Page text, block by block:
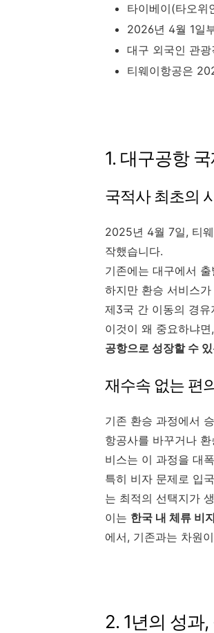
타이베이(타오위
2026년 4월 1일
대구 외국인 관
티웨이항공은
1. 대구공항
국적사 최초의
2025년 4월 7일, 티
작했습니다.
기존에는 대구에서
하지만 환승 서비스
제3국 간 이동의 경
이것이 왜 중요하냐
공항으로 성장할 수
재수속 없는 편
기존 환승 과정에서
항공사를 바꾸거나
비스는 이 과정을 대
특히 비자 문제로 입
는 최적의 선택지가
이는 한국 내 체류 비
에서, 기존과는 차원
2. 1년의 성과